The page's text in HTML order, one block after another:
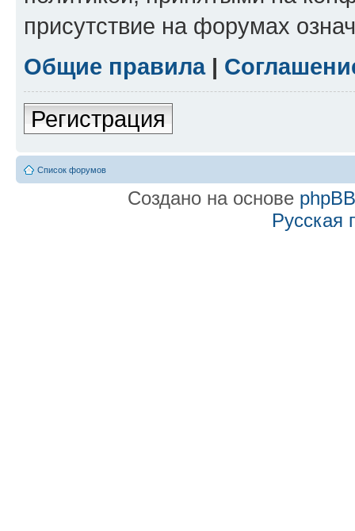
присутствие на форумах
Общие правила|
Регистрация
Список форумов
Создано на основе phpBB
Русская